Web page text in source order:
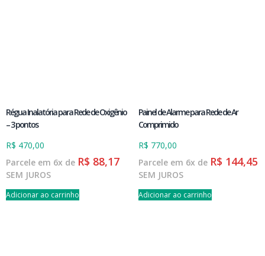
Régua Inalatória para Rede de Oxigênio
– 3 pontos
R$ 470,00
Parcele em 6x de R$ 88,17
SEM JUROS
Adicionar ao carrinho
Painel de Alarme para Rede de Ar
Comprimido
R$ 770,00
Parcele em 6x de R$ 144,45
SEM JUROS
Adicionar ao carrinho